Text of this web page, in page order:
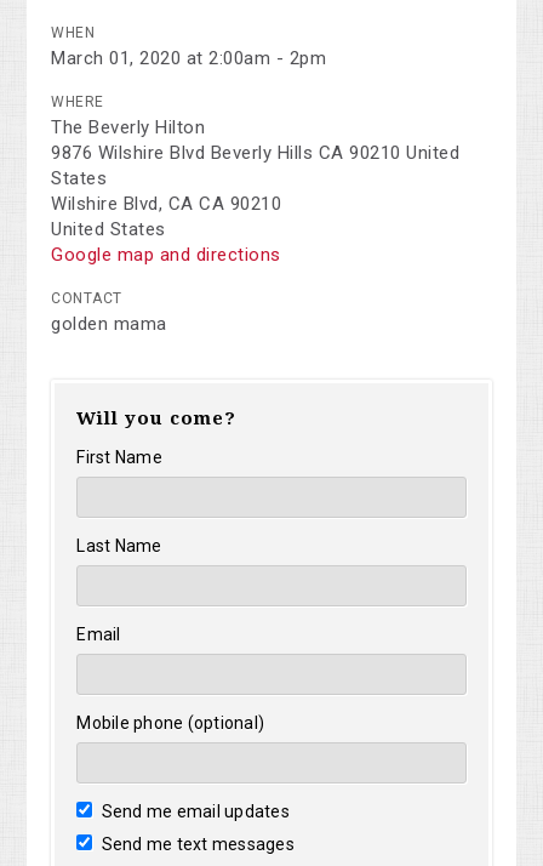
WHEN
March 01, 2020 at 2:00am - 2pm
WHERE
The Beverly Hilton
9876 Wilshire Blvd Beverly Hills CA 90210 United
States
Wilshire Blvd, CA CA 90210
United States
Google map and directions
CONTACT
golden mama
Will you come?
First Name
Last Name
Email
Mobile phone (optional)
Send me email updates
Send me text messages